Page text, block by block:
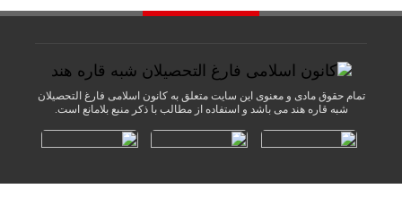
تمام حقوق مادی و معنوی این سایت متعلق به کانون اسلامی فارغ التحصیلان
شبه قاره هند می باشد و استفاده از مطالب با ذکر منبع بلامانع است.